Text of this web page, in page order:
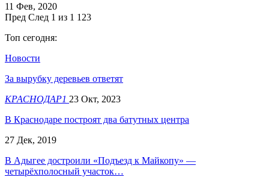
11 Фев, 2020
Пред След 1 из 1 123
Топ сегодня:
Новости
За вырубку деревьев ответят
КРАСНОДАР1 23 Окт, 2023
В Краснодаре построят два батутных центра
27 Дек, 2019
В Адыгее достроили «Подъезд к Майкопу» —
четырёхполосный участок…